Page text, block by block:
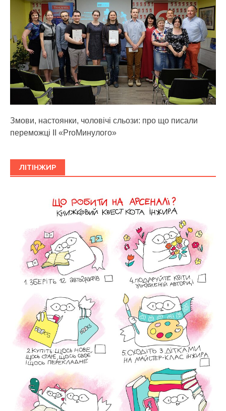
Змови, настоянки, чоловічі сльози: про що писали
переможці ІІ «ProМинулого»
ЛІТІНЖИР